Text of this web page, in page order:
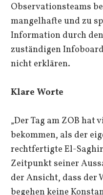
Observationsteams
mangelhafte und zu
Information durch
zuständigen
nicht erklären.
Klare Worte
„Der Tag am ZOB hat
bekommen, als der
rechtfertigte El-
Zeitpunkt seiner
der Ansicht, dass der
begehen keine